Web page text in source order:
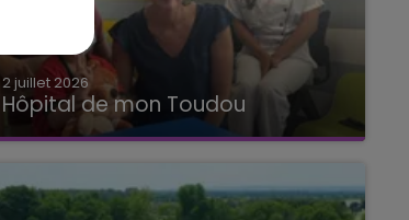
2 juillet 2026
Hôpital de mon Toudou
Hôpital de mon Toudou